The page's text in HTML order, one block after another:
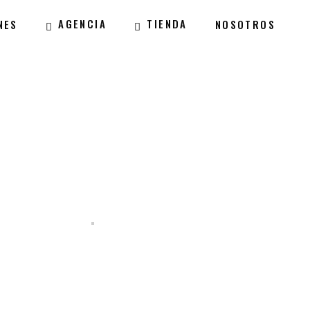
AGENCIA TIENDA NOSOTROS